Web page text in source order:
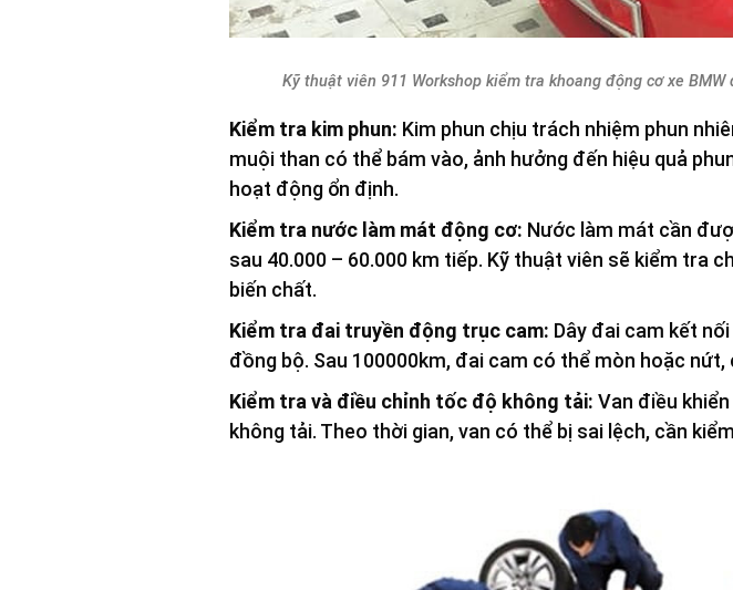
Kỹ thuật viên 911 Workshop kiểm tra khoang động cơ xe
Kiểm tra kim phun: Kim phun chịu trách nhiệm phun
muội than có thể bám vào, ảnh hưởng đến hiệu quả
hoạt động ổn định.
Kiểm tra nước làm mát động cơ: Nước làm mát cần
sau 40.000 – 60.000 km tiếp. Kỹ thuật viên sẽ kiểm tra
biến chất.
Kiểm tra đai truyền động trục cam: Dây đai cam kết
đồng bộ. Sau 100000km, đai cam có thể mòn hoặc
Kiểm tra và điều chỉnh tốc độ không tải: Van điều
không tải. Theo thời gian, van có thể bị sai lệch, cần